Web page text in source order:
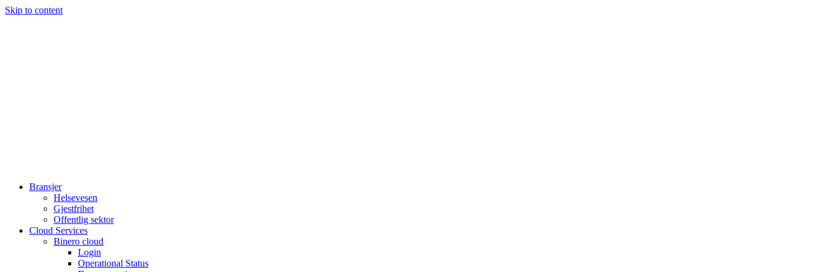
Skip to content
Bransjer
Helsevesen
Gjestfrihet
Offentlig sektor
Cloud Services
Binero cloud
Login
Operational Status